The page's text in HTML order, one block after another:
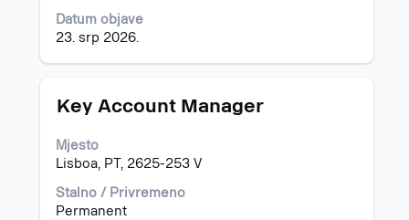
Datum objave
23. srp 2026.
o
poslu.
Naziv
posla
Key Account Manager
Mjesto
Lisboa, PT, 2625-253 V
Stalno / Privremeno
Permanent
Odaberite
razmaknicom
kako
biste
prikazali
čitav
sadržaj